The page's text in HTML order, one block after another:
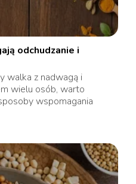
odchudzanie i
walka z nadwagą i
wielu osób, warto
wspomagania